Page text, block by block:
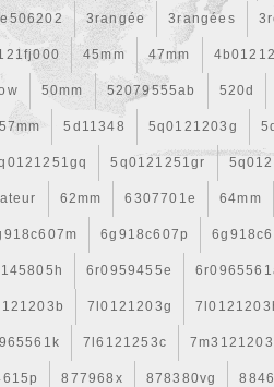
3rangée 3rangées
45mm 47mm
50mm 52079555ab 520d
57mm 5d11348 5q0121203g
5q0121251gr
62mm 6307701e 64mm
6g918c607p
6r0959455e
7l0121203g
7l6121253c 7m3121203
877968x 878380vg